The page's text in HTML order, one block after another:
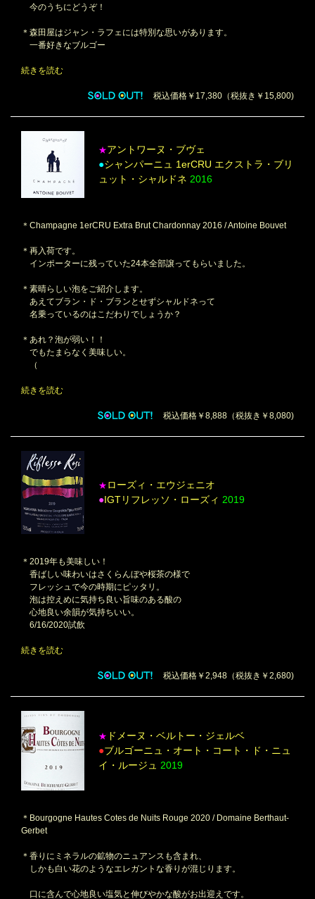
今のうちにどうぞ！
＊森田屋はジャン・ラフェには特別な思いがあります。
一番好きなブルゴー
続きを読む
税込価格￥17,380（税抜き￥15,800)
★アントワーヌ・ブヴェ
●シャンパーニュ 1erCRU エクストラ・ブリ
ュット・シャルドネ 2016
＊Champagne 1erCRU Extra Brut Chardonnay 2016 / Antoine Bouvet
＊再入荷です。
インポーターに残っていた24本全部譲ってもらいました。
＊素晴らしい泡をご紹介します。
あえてブラン・ド・ブランとせずシャルドネって
名乗っているのはこだわりでしょうか？
＊あれ？泡が弱い！！
でもたまらなく美味しい。
（
続きを読む
税込価格￥8,888（税抜き￥8,080)
★ ローズィ・エウジェニオ
●IGTリフレッソ・ローズィ 2019
＊2019年も美味しい！
香ばしい味わいはさくらんぼや桜茶の様で
フレッシュで今の時期にピッタリ。
泡は控えめに気持ち良い旨味のある酸の
心地良い余韻が気持ちいい。
6/16/2020試飲
続きを読む
税込価格￥2,948（税抜き￥2,680)
★ ドメーヌ・ベルトー・ジェルベ
●ブルゴーニュ・オート・コート・ド・ニュ
イ・ルージュ 2019
＊Bourgogne Hautes Cotes de Nuits Rouge 2020 / Domaine Berthaut-
Gerbet
＊香りにミネラルの鉱物のニュアンスも含まれ、
しかも白い花のようなエレガントな香りが混じります。
口に含んで心地良い塩気と伸びやかな酸がお出迎えです。